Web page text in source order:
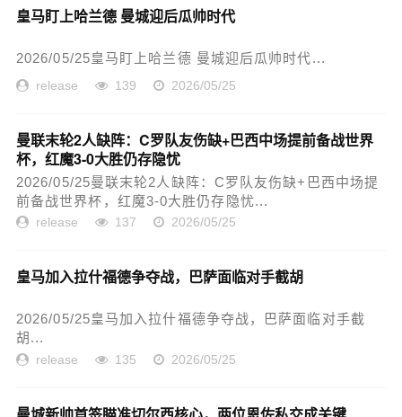
皇马盯上哈兰德 曼城迎后瓜帅时代
2026/05/25皇马盯上哈兰德 曼城迎后瓜帅时代...
release 139 2026/05/25
曼联末轮2人缺阵：C罗队友伤缺+巴西中场提前备战世界
杯，红魔3-0大胜仍存隐忧
2026/05/25曼联末轮2人缺阵：C罗队友伤缺+巴西中场提
前备战世界杯，红魔3-0大胜仍存隐忧...
release 137 2026/05/25
皇马加入拉什福德争夺战，巴萨面临对手截胡
2026/05/25皇马加入拉什福德争夺战，巴萨面临对手截
胡...
release 135 2026/05/25